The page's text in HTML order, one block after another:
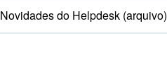
Novidades do Helpdesk (arquivo)